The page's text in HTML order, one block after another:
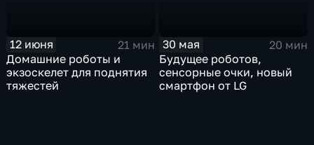
12 июня
21 мин
Домашние роботы и
экзоскелет для поднятия
тяжестей
30 мая
20 мин
Будущее роботов,
сенсорные очки, новый
смартфон от LG